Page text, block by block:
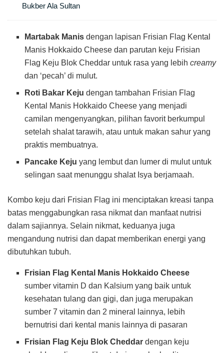
Bukber Ala Sultan
Martabak Manisdengan lapisan Frisian Flag Kental
Manis Hokkaido Cheese dan parutan keju Frisian
Flag Keju Blok Cheddar untuk rasa yang lebihcreamy
dan ‘pecah’ di mulut.
Roti Bakar Keju dengan tambahan Frisian Flag
Kental Manis Hokkaido Cheese yang menjadi
camilan mengenyangkan, pilihan favorit berkumpul
setelah shalat tarawih, atau untuk makan sahur yang
praktis membuatnya.
Pancake Keju yang lembut dan lumer di mulut untuk
selingan saat menunggu shalat Isya berjamaah.
Kombo keju dari Frisian Flag ini menciptakan kreasi tanpa
batas menggabungkan rasa nikmat dan manfaat nutrisi
dalam sajiannya. Selain nikmat, keduanya juga
mengandung nutrisi dan dapat memberikan energi yang
dibutuhkan tubuh.
Frisian Flag Kental Manis Hokkaido Cheese
sumber vitamin D dan Kalsium yang baik untuk
kesehatan tulang dan gigi, dan juga merupakan
sumber 7 vitamin dan 2 mineral lainnya, lebih
bernutrisi dari kental manis lainnya di pasaran
Frisian Flag Keju Blok Cheddar dengan keju